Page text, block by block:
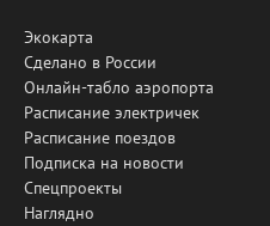
Экокарта
Сделано в России
Онлайн-табло аэропорта
Расписание электричек
Расписание поездов
Подписка на новости
Спецпроекты
Наглядно